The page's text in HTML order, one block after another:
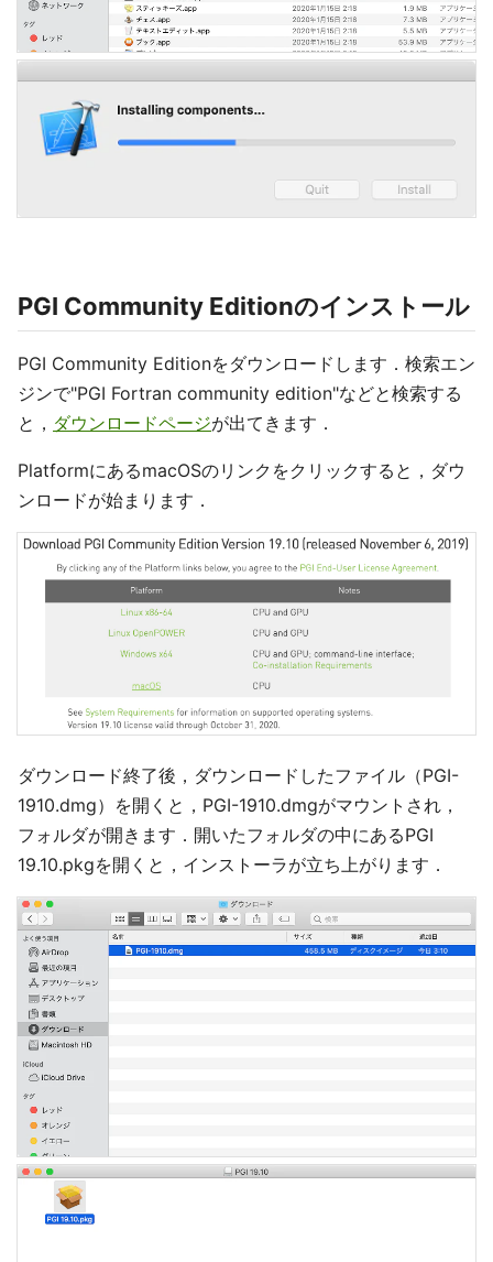
PGI Community Editionのインストール
PGI Community Editionをダウンロードします．検索エン
ジンで"PGI Fortran community edition"などと検索する
と， ダウンロードページが出てきます．
PlatformにあるmacOSのリンクをクリックすると，ダウ
ンロードが始まります．
ダウンロード終了後，ダウンロードしたファイル（PGI-
1910.dmg）を開くと，PGI-1910.dmgがマウントされ，
フォルダが開きます．開いたフォルダの中にあるPGI
19.10.pkgを開くと，インストーラが立ち上がります．